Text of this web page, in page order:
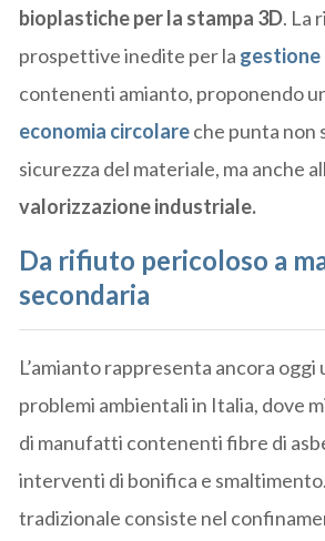
bioplastiche per la stampa 3D. La
prospettive inedite per la
contenenti amianto, proponendo
economia circolareche punta non
sicurezza del materiale, ma anche
valorizzazione industriale.
Da rifiuto pericoloso a
secondaria
L’amianto rappresenta ancora oggi
problemi ambientali in Italia, dove
di manufatti contenenti fibre di
interventi di bonifica e
tradizionale consiste nel